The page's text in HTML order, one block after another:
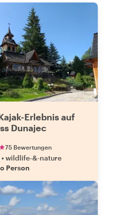
Erlebnis auf
Dunajec
75 Bewertungen
•wildlife-&-nature
Person